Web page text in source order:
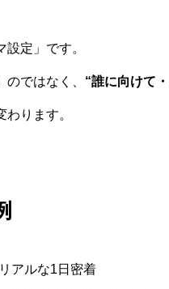
定」です。
ではなく、 “誰に向けて
ります。
アルな1日密着